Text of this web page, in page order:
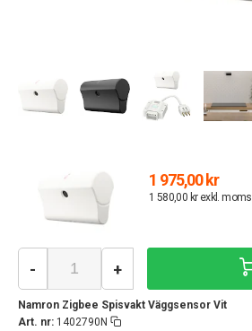
1 975,00 kr
1 580,00 kr exkl. moms
Namron Zigbee Spisvakt Väggsensor Vit
Art. nr: 1402790N
- +